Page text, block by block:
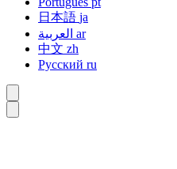
日本語 ja
ar
中文 zh
Русский ru